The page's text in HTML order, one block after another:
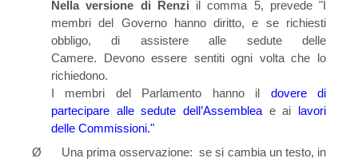
Nella versione di Renzi il comma 5, prevede "I
membri del Governo hanno diritto, e se richiesti
obbligo, di assistere alle se­dute delle
Camere. Devono essere sen­titi ogni volta che lo
richiedono.
I membri del Parlamento hanno il do­vere di
partecipare alle sedute dell’As­semblea e ai lavori
delle Commissioni."
Ø
Una prima osservazione: se si cambia un testo, in